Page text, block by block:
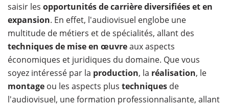
saisir les opportunités de carrière diversifiées et en
expansion. En effet, l'audiovisuel englobe une
multitude de métiers et de spécialités, allant des
techniques de mise en œuvreaux aspects
économiques et juridiques du domaine. Que vous
soyez intéressé par la production, la réalisation, le
montage ou les aspects plus techniques de
l'audiovisuel, une formation professionnalisante, allant